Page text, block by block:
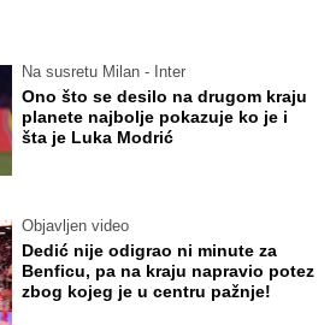
Na susretu Milan - Inter
Ono što se desilo na drugom kraju
planete najbolje pokazuje ko je i
šta je Luka Modrić
Objavljen video
Dedić nije odigrao ni minute za
Benficu, pa na kraju napravio potez
zbog kojeg je u centru pažnje!